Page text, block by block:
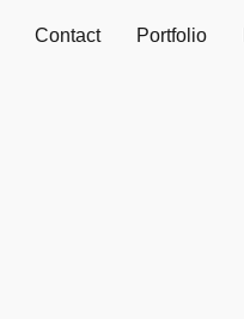
Contact Portfolio